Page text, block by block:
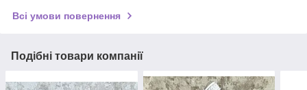
Всі умови повернення
Подібні товари компанії